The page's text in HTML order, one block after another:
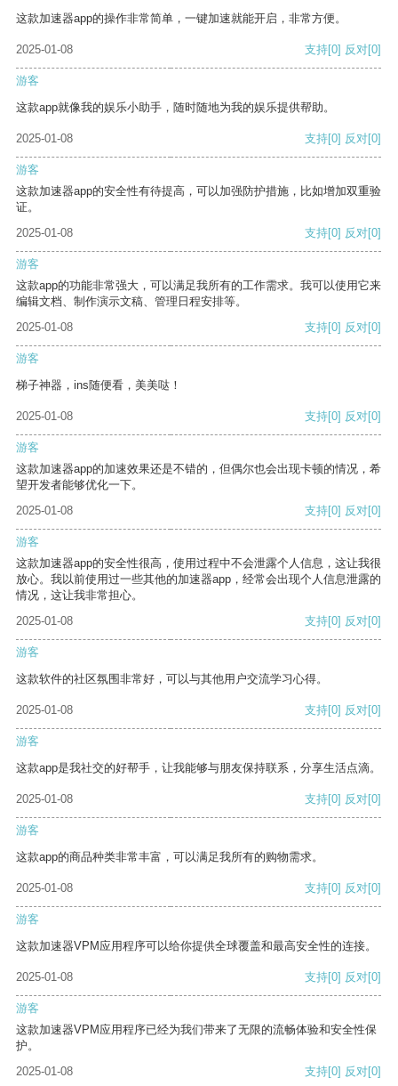
这款加速器app的操作非常简单，一键加速就能开启，非常方便。
2025-01-08 支持[0] 反对[0]
游客
这款app就像我的娱乐小助手，随时随地为我的娱乐提供帮助。
2025-01-08 支持[0] 反对[0]
游客
这款加速器app的安全性有待提高，可以加强防护措施，比如增加双重验
证。
2025-01-08
支持[0] 反对[0]
游客
这款app的功能非常强大，可以满足我所有的工作需求。我可以使用它来
编辑文档、制作演示文稿、管理日程安排等。
2025-01-08
支持[0] 反对[0]
游客
梯子神器，ins随便看，美美哒！
2025-01-08 支持[0] 反对[0]
游客
这款加速器app的加速效果还是不错的，但偶尔也会出现卡顿的情况，希
望开发者能够优化一下。
2025-01-08
支持[0] 反对[0]
游客
这款加速器app的安全性很高，使用过程中不会泄露个人信息，这让我很
放心。我以前使用过一些其他的加速器app，经常会出现个人信息泄露的
情况，这让我非常担心。
2025-01-08
支持[0] 反对[0]
游客
这款软件的社区氛围非常好，可以与其他用户交流学习心得。
2025-01-08 支持[0] 反对[0]
游客
这款app是我社交的好帮手，让我能够与朋友保持联系，分享生活点滴。
2025-01-08 支持[0] 反对[0]
游客
这款app的商品种类非常丰富，可以满足我所有的购物需求。
2025-01-08 支持[0] 反对[0]
游客
这款加速器VPM应用程序可以给你提供全球覆盖和最高安全性的连接。
2025-01-08 支持[0] 反对[0]
游客
这款加速器VPM应用程序已经为我们带来了无限的流畅体验和安全性保
护。
2025-01-08
支持[0] 反对[0]